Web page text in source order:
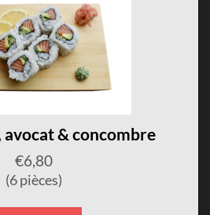
avocat & concombre
€6,80
(6 pièces)